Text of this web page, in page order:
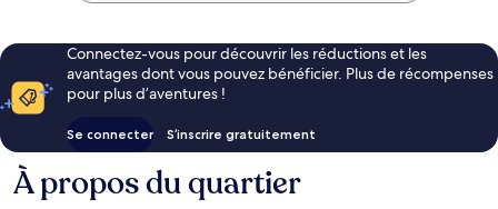
Connectez-vous pour découvrir les réductions et les
avantages dont vous pouvez bénéficier. Plus de récompenses
pour plus d’aventures !
Se connecter S’inscrire gratuitement
À propos du quartier